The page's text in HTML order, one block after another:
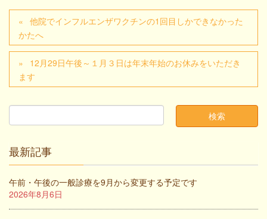
他院でインフルエンザワクチンの1回目しかできなかった
かたへ
12月29日午後～１月３日は年末年始のお休みをいただき
ます
最新記事
午前・午後の一般診療を9月から変更する予定です
2026年8月6日